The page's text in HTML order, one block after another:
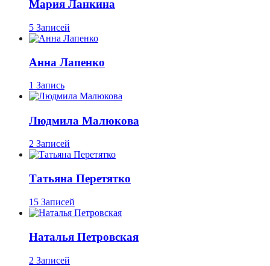
Мария Ланкина
5 Записей
Анна Лапенко
1 Запись
Людмила Малюкова
2 Записей
Татьяна Перетятко
15 Записей
Наталья Петровская
2 Записей